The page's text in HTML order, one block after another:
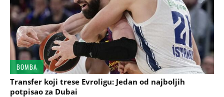
BOMBA
Transfer koji trese Evroligu: Jedan od najboljih
potpisao za Dubai